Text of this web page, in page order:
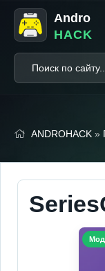
Andro
HACK
ANDROHACK »
Мод